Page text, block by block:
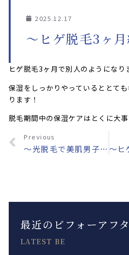
2025.12.17
〜ヒゲ脱毛3ヶ
ヒゲ脱毛3ヶ月で別人のようになり
保湿をしっかりやっているととて
ります！
脱毛期間中の保湿ケアはとくに大事
Previous
〜光脱毛で美肌男子に変身！〜
最近のビフォーアフ
LATEST BE